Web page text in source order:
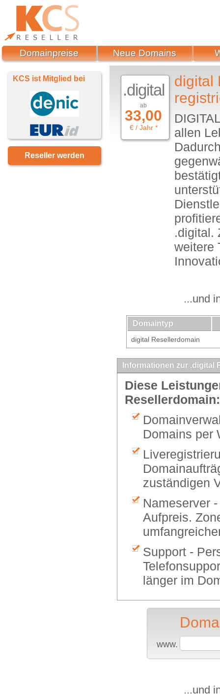
.digital
ab
33,00
€ / Jahr *
digital
allen
.digital.
weitere
...und
Domaintyp
digital Resellerdomain
Informationen zur .digital
Diese
Resellerdomain:
Domains per
zuständigen
Nameserver
Aufpreis.
Support -
länger im
www.
...und
KCS ist Mitglied bei
Reseller werden
Domainpreise Neue Domains